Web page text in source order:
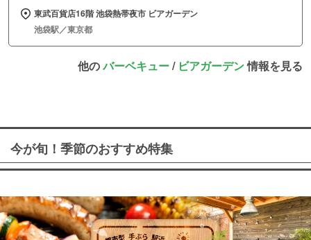
東武百貨店16階 池袋熱帯夜市 ビアガーデン
池袋駅／東京都
他のバーベキュー/ ビアガーデン情報を見る
今が旬！季節のおすすめ特集